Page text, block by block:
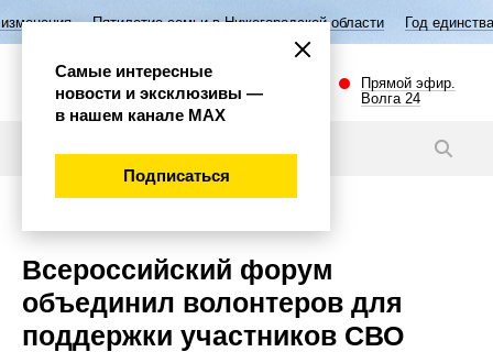
семьи в Нижегородской области Год единства народов России
Прямой эфир.
Волга 24
Всероссийский форум
объединил волонтеров для
поддержки участников СВО
Самые интересные
новости и эксклюзивы —
в нашем канале МАХ
Подписаться